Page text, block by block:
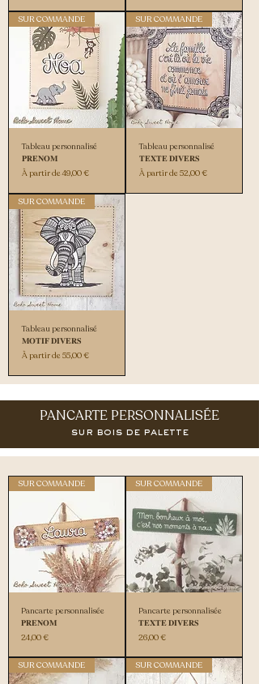
SUR COMMANDE
Tableau personnalisé
𝐏𝐑𝐄𝐍𝐎𝐌
À partir de49,00 €
Prix promotionnel
SUR COMMANDE
Tableau personnalisé
𝐓𝐄𝐗𝐓𝐄 𝐃𝐈𝐕𝐄𝐑𝐒
À partir de52,00 €
Prix promotionnel
SUR COMMANDE
Tableau personnalisé
𝐌𝐎𝐓𝐈𝐅 𝐃𝐈𝐕𝐄𝐑𝐒
À partir de55,00 €
Prix promotionnel
PANCARTE PERSONNALISÉE
sur bois de palette
SUR COMMANDE
Pancarte personnalisée
𝐏𝐑𝐄𝐍𝐎𝐌
Prix
24,00 €
SUR COMMANDE
Pancarte personnalisée
𝐓𝐄𝐗𝐓𝐄 𝐃𝐈𝐕𝐄𝐑𝐒
Prix
26,00 €
SUR COMMANDE SUR COMMANDE